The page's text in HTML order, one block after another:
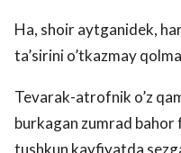
Ha, shoir aytganidek,
ta’sirini o’tkazmay
Tevarak-atrofnik o’z
burkagan zumrad bahor
tushkun kayfiyatda